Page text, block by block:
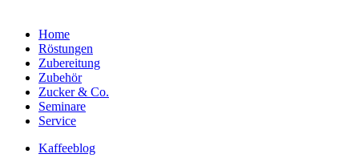
Home
Röstungen
Zubereitung
Zubehör
Zucker & Co.
Seminare
Service
Kaffeeblog